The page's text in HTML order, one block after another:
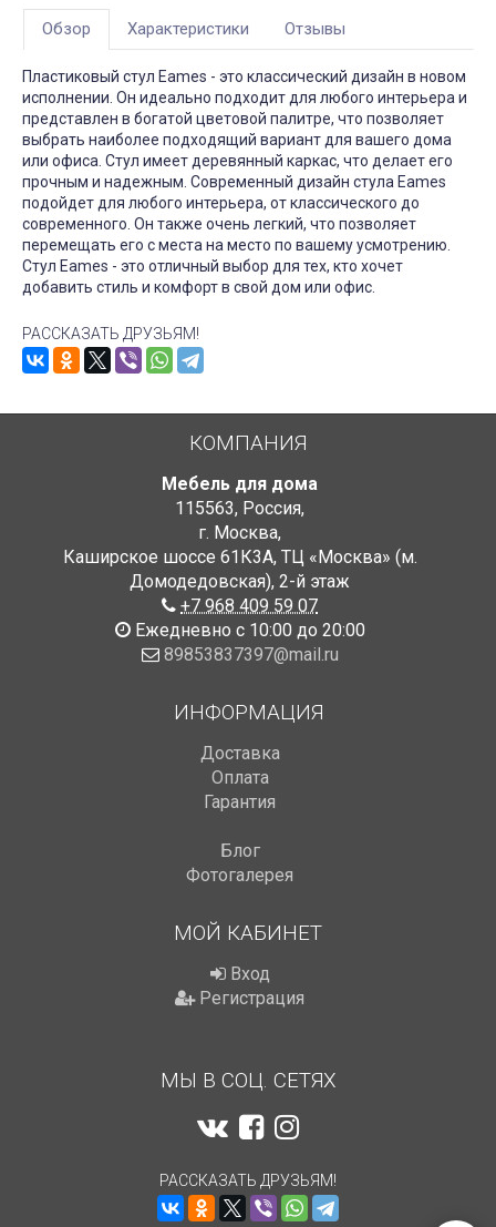
Обзор Характеристики Отзывы
Пластиковый стул Eames - это классический дизайн в новом
исполнении. Он идеально подходит для любого интерьера и
представлен в богатой цветовой палитре, что позволяет
выбрать наиболее подходящий вариант для вашего дома
или офиса. Стул имеет деревянный каркас, что делает его
прочным и надежным. Современный дизайн стула Eames
подойдет для любого интерьера, от классического до
современного. Он также очень легкий, что позволяет
перемещать его с места на место по вашему усмотрению.
Стул Eames - это отличный выбор для тех, кто хочет
добавить стиль и комфорт в свой дом или офис.
РАССКАЗАТЬ ДРУЗЬЯМ!
КОМПАНИЯ
Мебель для дома
115563, Россия,
г. Москва,
Каширское шоссе 61К3А, ТЦ «Москва» (м.
Домодедовская), 2-й этаж
+7 968 409 59 07
Ежедневно с 10:00 до 20:00
89853837397@mail.ru
ИНФОРМАЦИЯ
Доставка
Оплата
Гарантия
Блог
Фотогалерея
МОЙ КАБИНЕТ
Вход
Регистрация
МЫ В СОЦ. СЕТЯХ
РАССКАЗАТЬ ДРУЗЬЯМ!